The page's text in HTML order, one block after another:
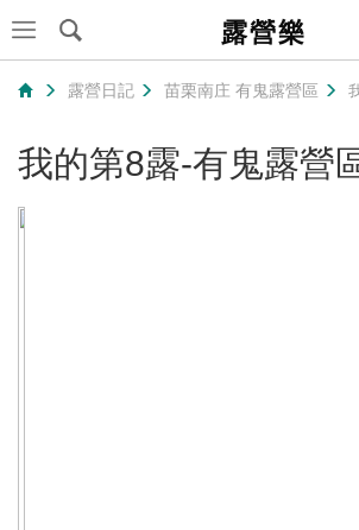
露營樂
露營日記 苗栗南庄 有鬼露營區
我的第8露-有鬼露營